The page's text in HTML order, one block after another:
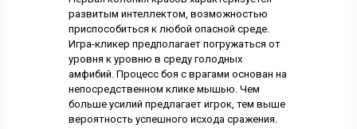
развитым интеллектом, возможностью
приспособиться к любой опасной среде.
Игра-кликер предполагает погружаться от
уровня к уровню в среду голодных
амфибий. Процесс боя с врагами основан на
непосредственном клике мышью. Чем
больше усилий предлагает игрок, тем выше
вероятность успешного исхода сражения.